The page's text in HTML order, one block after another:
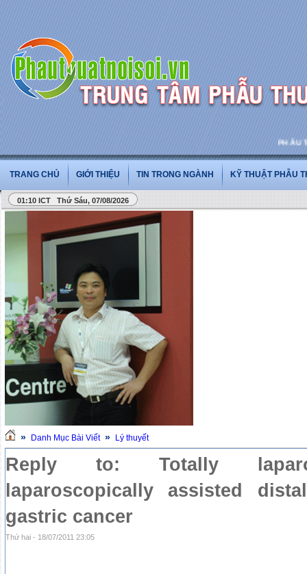
PHẪU
TRANG CHỦ GIỚI THIỆU TIN TRONG NGÀNH KỸ THUẬT PHẪU
01:10 ICT Thứ Sáu, 07/08/2026
» Danh Mục Bài Viết » Lý thuyết
Reply to: Totally
laparoscopically assisted
gastric cancer
Thứ hai - 18/07/2011 23:05